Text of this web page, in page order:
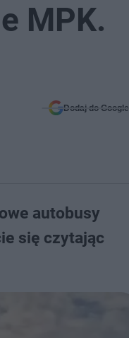
MPK.
Dodaj do Google
autobusy
się czytając